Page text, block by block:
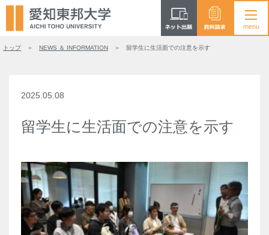
トップ NEWS ＆ INFORMATION 留学生に生活面での注意を示す
2025.05.08
留学生に生活面での注意を示す